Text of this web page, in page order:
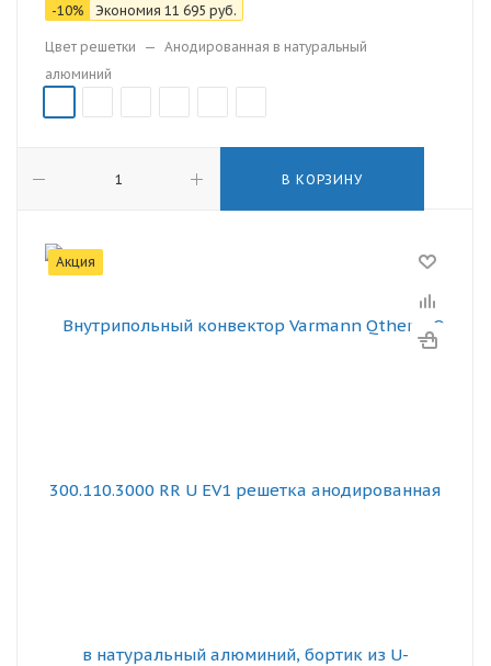
-10% Экономия 11 695 руб.
Цвет решетки — Анодированная в натуральный
алюминий
В КОРЗИНУ
Акция